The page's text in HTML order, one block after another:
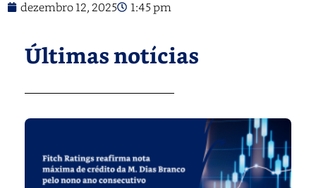
dezembro 12, 2025 1:45 pm
Últimas notícias